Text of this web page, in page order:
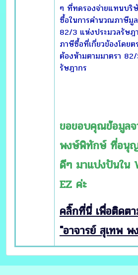
ๆ ที่ทดรองจ่ายแทนบริ
ซื้อในการคำนวณภาษีมู
82/3 แห่งประมวลรัษฎ
ภาษีซื้อที่เกี่ยวข้องโดย
ต้องห้ามตามมาตรา
รัษฎากร
ขอขอบคุณข้อมูลจ
พงษ์พิทักษ์ ที่อนุญ
ดีๆ มาเเบ่งปันใ
EZ ค่ะ
คลิ๊กที่นี่ เพื่อติดต
"อาจารย์ สุเทพ